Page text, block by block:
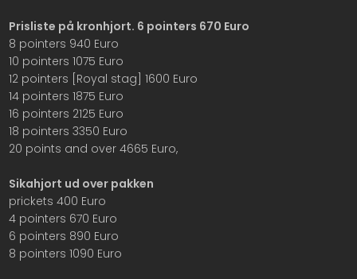
Prisliste på kronhjort. 6 pointers 670 Euro
8 pointers 940 Euro
10 pointers 1075 Euro
12 pointers [Royal stag] 1600 Euro
14 pointers 1875 Euro
16 pointers 2125 Euro
18 pointers 3350 Euro
20 points and over 4665 Euro,
Sikahjort ud over pakken
prickets 400 Euro
4 pointers 670 Euro
6 pointers 890 Euro
8 pointers 1090 Euro